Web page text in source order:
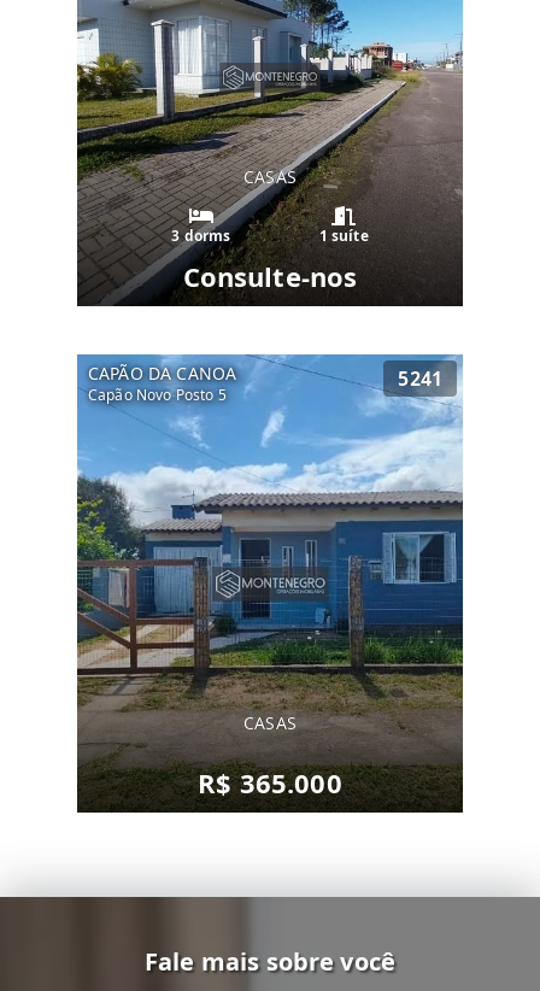
CASAS
3 dorms 1 suíte
Consulte-nos
CAPÃO DA CANOA
Capão Novo Posto 5
5241
CASAS
R$ 365.000
Fale mais sobre você